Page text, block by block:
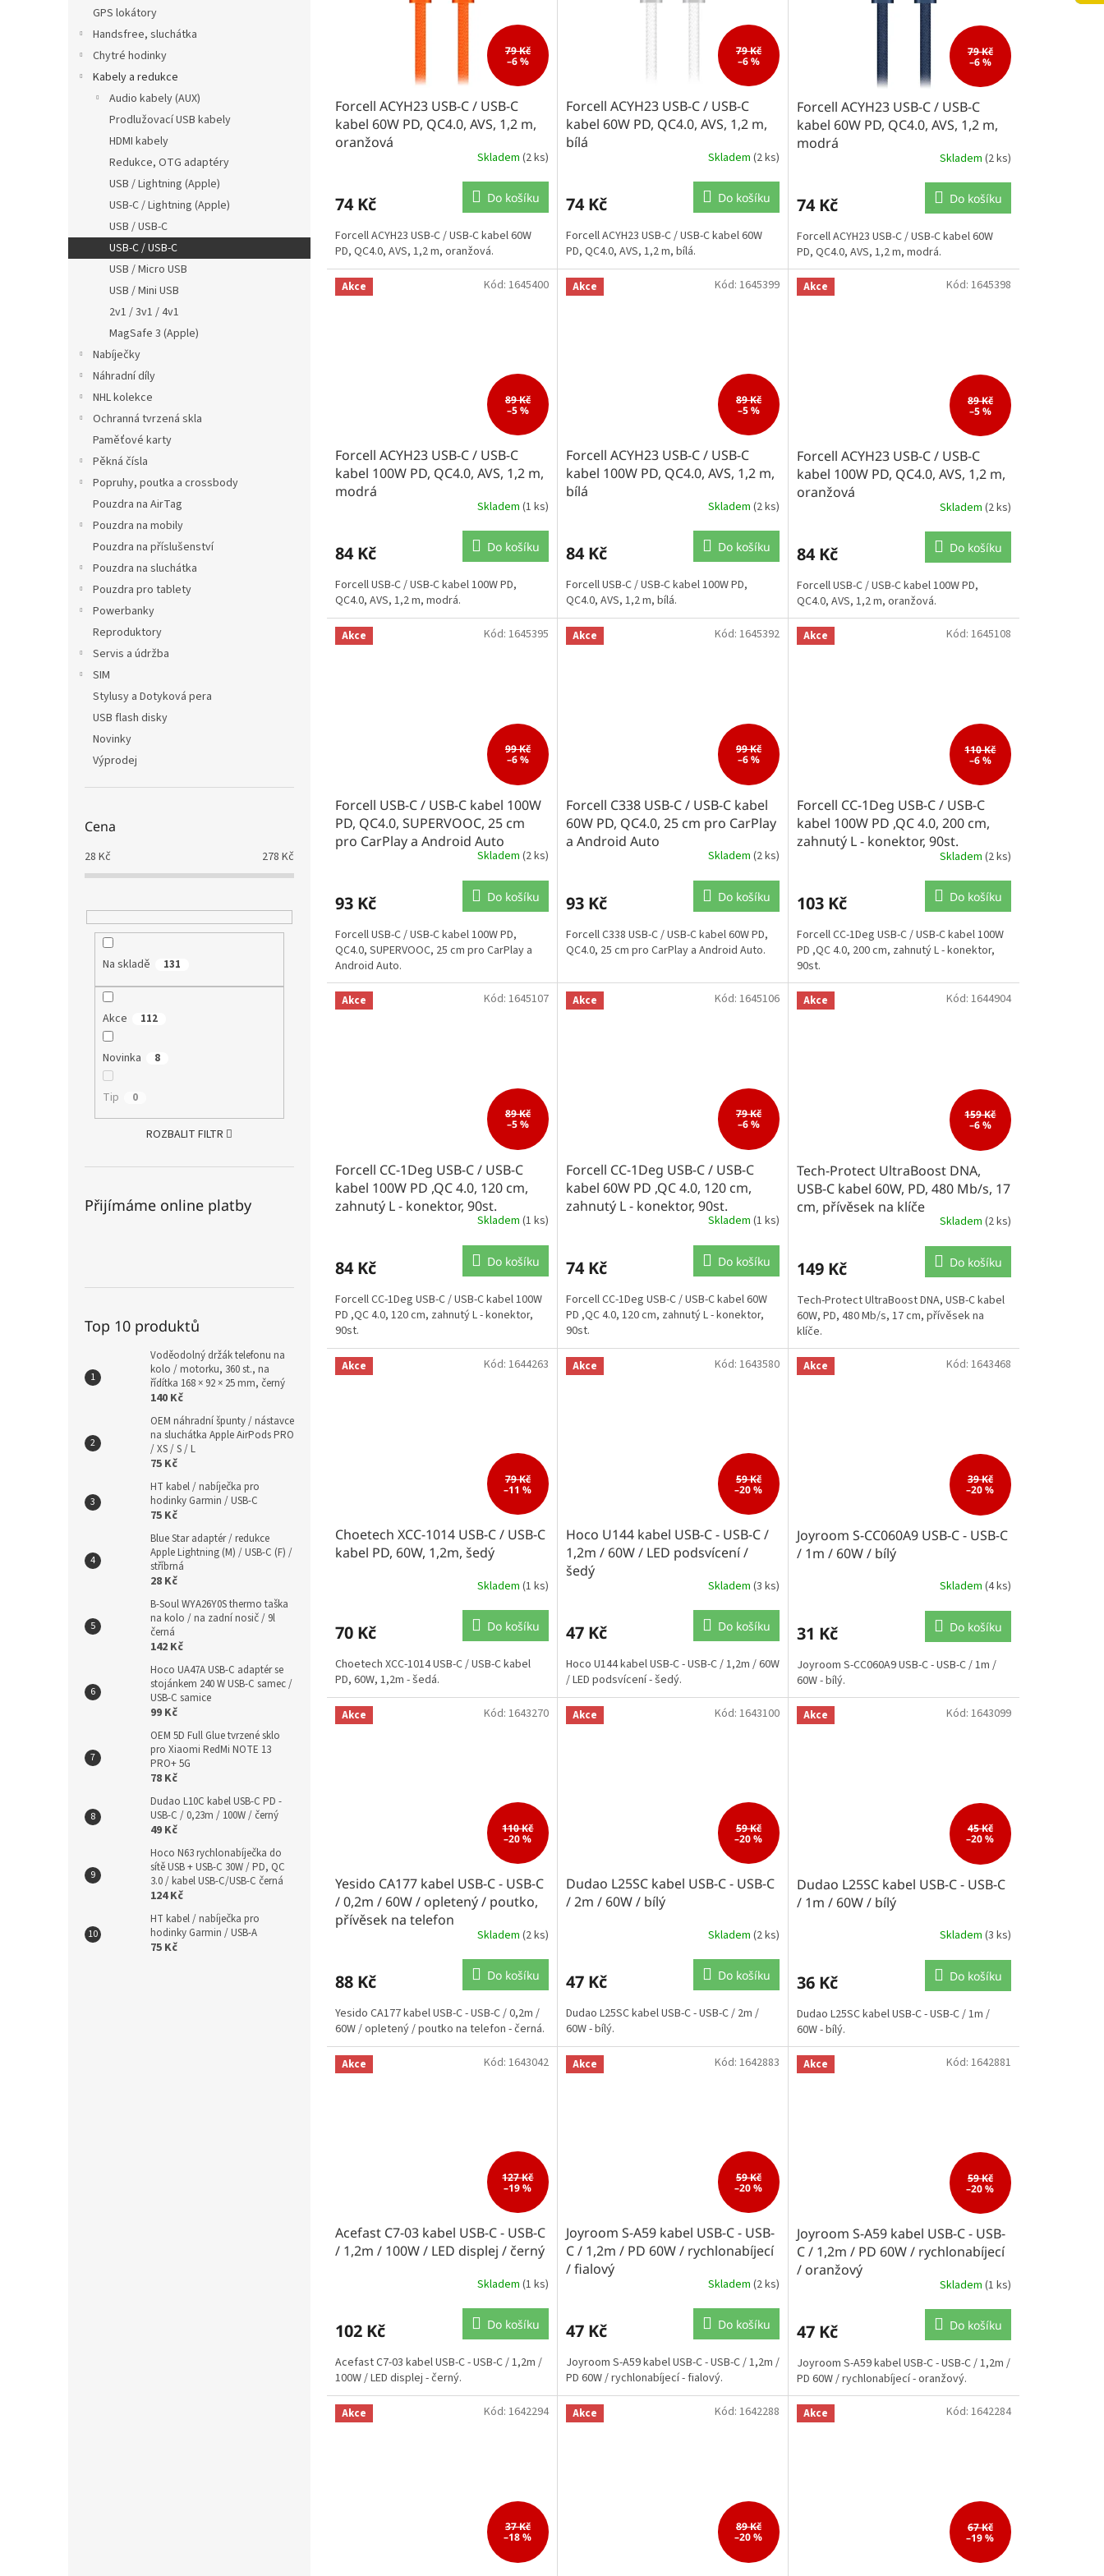
GPS lokátory
Handsfree, sluchátka
Chytré hodinky
Kabely a redukce
Audio kabely (AUX)
Prodlužovací USB kabely
HDMI kabely
Redukce, OTG adaptéry
USB / Lightning (Apple)
USB-C / Lightning (Apple)
USB / USB-C
USB-C / USB-C
USB / Micro USB
USB / Mini USB
2v1 / 3v1 / 4v1
MagSafe 3 (Apple)
Nabíječky
Náhradní díly
NHL kolekce
Ochranná tvrzená skla
Paměťové karty
Pěkná čísla
Popruhy, poutka a crossbody
Pouzdra na AirTag
Pouzdra na mobily
Pouzdra na příslušenství
Pouzdra na sluchátka
Pouzdra pro tablety
Powerbanky
Reproduktory
Servis a údržba
SIM
Stylusy a Dotyková pera
USB flash disky
Novinky
Výprodej
Cena
28 Kč 278 Kč
Na skladě 131
Akce 112
Novinka 8
Tip 0
ROZBALIT FILTR
Přijímáme online platby
Top 10 produktů
Voděodolný držák telefonu na
kolo / motorku, 360 st., na
řídítka 168 × 92 × 25 mm, černý
140 Kč
OEM náhradní špunty / nástavce
na sluchátka Apple AirPods PRO
/ XS / S / L
75 Kč
HT kabel / nabíječka pro
hodinky Garmin / USB-C
75 Kč
Blue Star adaptér / redukce
Apple Lightning (M) / USB-C (F) /
stříbrná
28 Kč
B-Soul WYA26Y0S thermo taška
na kolo / na zadní nosič / 9l
černá
142 Kč
Hoco UA47A USB-C adaptér se
stojánkem 240 W USB-C samec /
USB-C samice
99 Kč
OEM 5D Full Glue tvrzené sklo
pro Xiaomi RedMi NOTE 13
PRO+ 5G
78 Kč
Dudao L10C kabel USB-C PD -
USB-C / 0,23m / 100W / černý
49 Kč
Hoco N63 rychlonabíječka do
sítě USB + USB-C 30W / PD, QC
3.0 / kabel USB-C/USB-C černá
124 Kč
HT kabel / nabíječka pro
hodinky Garmin / USB-A
75 Kč
79 Kč
–6 %
Forcell ACYH23 USB-C / USB-C
kabel 60W PD, QC4.0, AVS, 1,2 m,
oranžová
Skladem (2 ks)
74 Kč Do košíku
Forcell ACYH23 USB-C / USB-C kabel 60W
PD, QC4.0, AVS, 1,2 m, oranžová.
79 Kč
–6 %
Forcell ACYH23 USB-C / USB-C
kabel 60W PD, QC4.0, AVS, 1,2 m,
bílá
Skladem (2 ks)
74 Kč Do košíku
Forcell ACYH23 USB-C / USB-C kabel 60W
PD, QC4.0, AVS, 1,2 m, bílá.
79 Kč
–6 %
Forcell ACYH23 USB-C / USB-C
kabel 60W PD, QC4.0, AVS, 1,2 m,
modrá
Skladem (2 ks)
74 Kč Do košíku
Forcell ACYH23 USB-C / USB-C kabel 60W
PD, QC4.0, AVS, 1,2 m, modrá.
Akce
89 Kč
–5 %
Forcell ACYH23 USB-C / USB-C
kabel 100W PD, QC4.0, AVS, 1,2 m,
modrá
Skladem (1 ks)
84 Kč Do košíku
Forcell USB-C / USB-C kabel 100W PD,
QC4.0, AVS, 1,2 m, modrá.
Kód: 1645400 Akce
89 Kč
–5 %
Forcell ACYH23 USB-C / USB-C
kabel 100W PD, QC4.0, AVS, 1,2 m,
bílá
Skladem (2 ks)
84 Kč Do košíku
Forcell USB-C / USB-C kabel 100W PD,
QC4.0, AVS, 1,2 m, bílá.
Kód: 1645399 Akce
89 Kč
–5 %
Forcell ACYH23 USB-C / USB-C
kabel 100W PD, QC4.0, AVS, 1,2 m,
oranžová
Skladem (2 ks)
84 Kč Do košíku
Forcell USB-C / USB-C kabel 100W PD,
QC4.0, AVS, 1,2 m, oranžová.
Kód: 1645398
Akce
99 Kč
–6 %
Forcell USB-C / USB-C kabel 100W
PD, QC4.0, SUPERVOOC, 25 cm
pro CarPlay a Android Auto
Skladem (2 ks)
93 Kč Do košíku
Forcell USB-C / USB-C kabel 100W PD,
QC4.0, SUPERVOOC, 25 cm pro CarPlay a
Android Auto.
Kód: 1645395 Akce
99 Kč
–6 %
Forcell C338 USB-C / USB-C kabel
60W PD, QC4.0, 25 cm pro CarPlay
a Android Auto
Skladem (2 ks)
93 Kč Do košíku
Forcell C338 USB-C / USB-C kabel 60W PD,
QC4.0, 25 cm pro CarPlay a Android Auto.
Kód: 1645392 Akce
110 Kč
–6 %
Forcell CC-1Deg USB-C / USB-C
kabel 100W PD ,QC 4.0, 200 cm,
zahnutý L - konektor, 90st.
Skladem (2 ks)
103 Kč Do košíku
Forcell CC-1Deg USB-C / USB-C kabel 100W
PD ,QC 4.0, 200 cm, zahnutý L - konektor,
90st.
Kód: 1645108
Akce
89 Kč
–5 %
Forcell CC-1Deg USB-C / USB-C
kabel 100W PD ,QC 4.0, 120 cm,
zahnutý L - konektor, 90st.
Skladem (1 ks)
84 Kč Do košíku
Forcell CC-1Deg USB-C / USB-C kabel 100W
PD ,QC 4.0, 120 cm, zahnutý L - konektor,
90st.
Kód: 1645107 Akce
79 Kč
–6 %
Forcell CC-1Deg USB-C / USB-C
kabel 60W PD ,QC 4.0, 120 cm,
zahnutý L - konektor, 90st.
Skladem (1 ks)
74 Kč Do košíku
Forcell CC-1Deg USB-C / USB-C kabel 60W
PD ,QC 4.0, 120 cm, zahnutý L - konektor,
90st.
Kód: 1645106 Akce
159 Kč
–6 %
Tech-Protect UltraBoost DNA,
USB-C kabel 60W, PD, 480 Mb/s, 17
cm, přívěsek na klíče
Skladem (2 ks)
149 Kč Do košíku
Tech-Protect UltraBoost DNA, USB-C kabel
60W, PD, 480 Mb/s, 17 cm, přívěsek na
klíče.
Kód: 1644904
Akce
79 Kč
–11 %
Choetech XCC-1014 USB-C / USB-C
kabel PD, 60W, 1,2m, šedý
Skladem (1 ks)
70 Kč Do košíku
Choetech XCC-1014 USB-C / USB-C kabel
PD, 60W, 1,2m - šedá.
Kód: 1644263 Akce
59 Kč
–20 %
Hoco U144 kabel USB-C - USB-C /
1,2m / 60W / LED podsvícení /
šedý
Skladem (3 ks)
47 Kč Do košíku
Hoco U144 kabel USB-C - USB-C / 1,2m / 60W
/ LED podsvícení - šedý.
Kód: 1643580 Akce
39 Kč
–20 %
Joyroom S-CC060A9 USB-C - USB-C
/ 1m / 60W / bílý
Skladem (4 ks)
31 Kč Do košíku
Joyroom S-CC060A9 USB-C - USB-C / 1m /
60W - bílý.
Kód: 1643468
Akce
110 Kč
–20 %
Yesido CA177 kabel USB-C - USB-C
/ 0,2m / 60W / opletený / poutko,
přívěsek na telefon
Skladem (2 ks)
88 Kč Do košíku
Yesido CA177 kabel USB-C - USB-C / 0,2m /
60W / opletený / poutko na telefon - černá.
Kód: 1643270 Akce
59 Kč
–20 %
Dudao L25SC kabel USB-C - USB-C
/ 2m / 60W / bílý
Skladem (2 ks)
47 Kč Do košíku
Dudao L25SC kabel USB-C - USB-C / 2m /
60W - bílý.
Kód: 1643100 Akce
45 Kč
–20 %
Dudao L25SC kabel USB-C - USB-C
/ 1m / 60W / bílý
Skladem (3 ks)
36 Kč Do košíku
Dudao L25SC kabel USB-C - USB-C / 1m /
60W - bílý.
Kód: 1643099
Akce
127 Kč
–19 %
Acefast C7-03 kabel USB-C - USB-C
/ 1,2m / 100W / LED displej / černý
Skladem (1 ks)
102 Kč Do košíku
Acefast C7-03 kabel USB-C - USB-C / 1,2m /
100W / LED displej - černý.
Kód: 1643042 Akce
59 Kč
–20 %
Joyroom S-A59 kabel USB-C - USB-
C / 1,2m / PD 60W / rychlonabíjecí
/ fialový
Skladem (2 ks)
47 Kč Do košíku
Joyroom S-A59 kabel USB-C - USB-C / 1,2m /
PD 60W / rychlonabíjecí - fialový.
Kód: 1642883 Akce
59 Kč
–20 %
Joyroom S-A59 kabel USB-C - USB-
C / 1,2m / PD 60W / rychlonabíjecí
/ oranžový
Skladem (1 ks)
47 Kč Do košíku
Joyroom S-A59 kabel USB-C - USB-C / 1,2m /
PD 60W / rychlonabíjecí - oranžový.
Kód: 1642881
Akce
37 Kč
–18 %
Kód: 1642294 Akce
89 Kč
–20 %
Kód: 1642288 Akce
67 Kč
–19 %
Kód: 1642284